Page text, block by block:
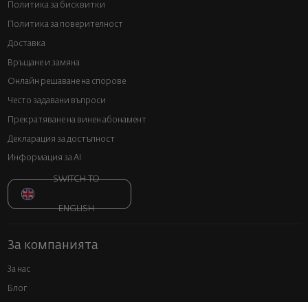
Политика за бисквитки
Политика за поверителност
Доставка
Връщане и замяна
Онлайн решаване на спорове
Често задавани въпроси
Прекратяване на винен абонамент
Декларация за достъпност
Информация за AI
SWITCH TO
ENGLISH
За компанията
За нас
Блог